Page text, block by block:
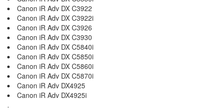
Canon iR Adv DX C3922
Canon iR Adv DX C3922i
Canon iR Adv DX C3926
Canon iR Adv DX C3930
Canon iR Adv DX C5840i
Canon iR Adv DX C5850i
Canon iR Adv DX C5860i
Canon iR Adv DX C5870i
Canon iR Adv DX4925
Canon iR Adv DX4925i
.